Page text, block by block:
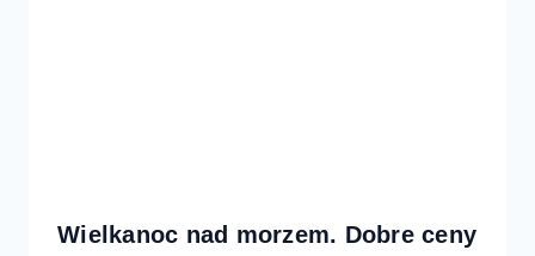
Wielkanoc nad morzem. Dobre ceny